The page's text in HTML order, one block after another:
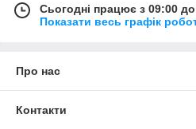
Сьогодні працює з 09:00
Показати весь графік
Про нас
Контакти